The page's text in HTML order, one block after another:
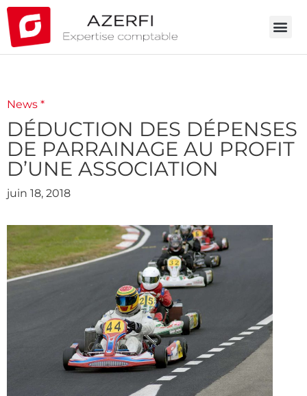
News *
DÉDUCTION DES DÉPENSES
DE PARRAINAGE AU PROFIT
D’UNE ASSOCIATION
juin 18, 2018